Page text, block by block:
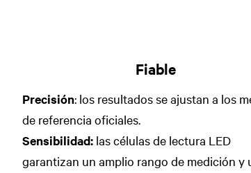
Fiable
Precisión: los resultados se ajustan a los
de referencia oficiales.
Sensibilidad: las células de lectura LED
garantizan un amplio rango de medición y